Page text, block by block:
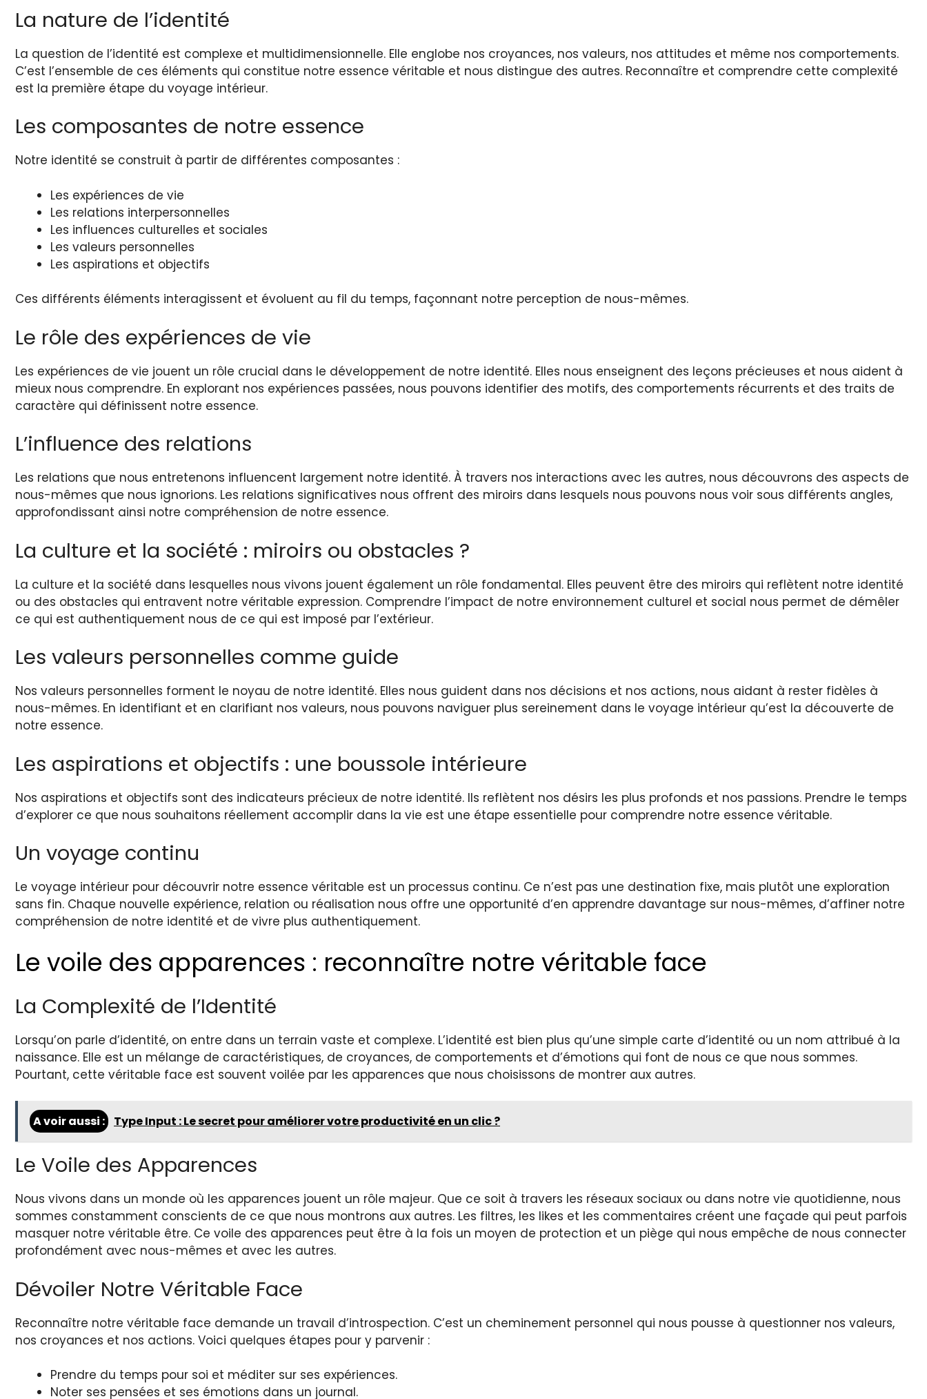
La nature de l’identité
La question de l’identité est complexe et multidimensionnelle. Elle englobe nos croyances, nos valeurs, nos attitudes et même nos comportements.
C’est l’ensemble de ces éléments qui constitue notre essence véritable et nous distingue des autres. Reconnaître et comprendre cette complexité
est la première étape du voyage intérieur.
Les composantes de notre essence
Notre identité se construit à partir de différentes composantes :
Les expériences de vie
Les relations interpersonnelles
Les influences culturelles et sociales
Les valeurs personnelles
Les aspirations et objectifs
Ces différents éléments interagissent et évoluent au fil du temps, façonnant notre perception de nous-mêmes.
Le rôle des expériences de vie
Les expériences de vie jouent un rôle crucial dans le développement de notre identité. Elles nous enseignent des leçons précieuses et nous aident à
mieux nous comprendre. En explorant nos expériences passées, nous pouvons identifier des motifs, des comportements récurrents et des traits de
caractère qui définissent notre essence.
L’influence des relations
Les relations que nous entretenons influencent largement notre identité. À travers nos interactions avec les autres, nous découvrons des aspects de
nous-mêmes que nous ignorions. Les relations significatives nous offrent des miroirs dans lesquels nous pouvons nous voir sous différents angles,
approfondissant ainsi notre compréhension de notre essence.
La culture et la société : miroirs ou obstacles ?
La culture et la société dans lesquelles nous vivons jouent également un rôle fondamental. Elles peuvent être des miroirs qui reflètent notre identité
ou des obstacles qui entravent notre véritable expression. Comprendre l’impact de notre environnement culturel et social nous permet de démêler
ce qui est authentiquement nous de ce qui est imposé par l’extérieur.
Les valeurs personnelles comme guide
Nos valeurs personnelles forment le noyau de notre identité. Elles nous guident dans nos décisions et nos actions, nous aidant à rester fidèles à
nous-mêmes. En identifiant et en clarifiant nos valeurs, nous pouvons naviguer plus sereinement dans le voyage intérieur qu’est la découverte de
notre essence.
Les aspirations et objectifs : une boussole intérieure
Nos aspirations et objectifs sont des indicateurs précieux de notre identité. Ils reflètent nos désirs les plus profonds et nos passions. Prendre le temps
d’explorer ce que nous souhaitons réellement accomplir dans la vie est une étape essentielle pour comprendre notre essence véritable.
Un voyage continu
Le voyage intérieur pour découvrir notre essence véritable est un processus continu. Ce n’est pas une destination fixe, mais plutôt une exploration
sans fin. Chaque nouvelle expérience, relation ou réalisation nous offre une opportunité d’en apprendre davantage sur nous-mêmes, d’affiner notre
compréhension de notre identité et de vivre plus authentiquement.
Le voile des apparences : reconnaître notre véritable face
La Complexité de l’Identité
Lorsqu’on parle d’identité, on entre dans un terrain vaste et complexe. L’identité est bien plus qu’une simple carte d’identité ou un nom attribué à la
naissance. Elle est un mélange de caractéristiques, de croyances, de comportements et d’émotions qui font de nous ce que nous sommes.
Pourtant, cette véritable face est souvent voilée par les apparences que nous choisissons de montrer aux autres.
A voir aussi : Type Input : Le secret pour améliorer votre productivité en un clic ?
Le Voile des Apparences
Nous vivons dans un monde où les apparences jouent un rôle majeur. Que ce soit à travers les réseaux sociaux ou dans notre vie quotidienne, nous
sommes constamment conscients de ce que nous montrons aux autres. Les filtres, les likes et les commentaires créent une façade qui peut parfois
masquer notre véritable être. Ce voile des apparences peut être à la fois un moyen de protection et un piège qui nous empêche de nous connecter
profondément avec nous-mêmes et avec les autres.
Dévoiler Notre Véritable Face
Reconnaître notre véritable face demande un travail d’introspection. C’est un cheminement personnel qui nous pousse à questionner nos valeurs,
nos croyances et nos actions. Voici quelques étapes pour y parvenir :
Prendre du temps pour soi et méditer sur ses expériences.
Noter ses pensées et ses émotions dans un journal.